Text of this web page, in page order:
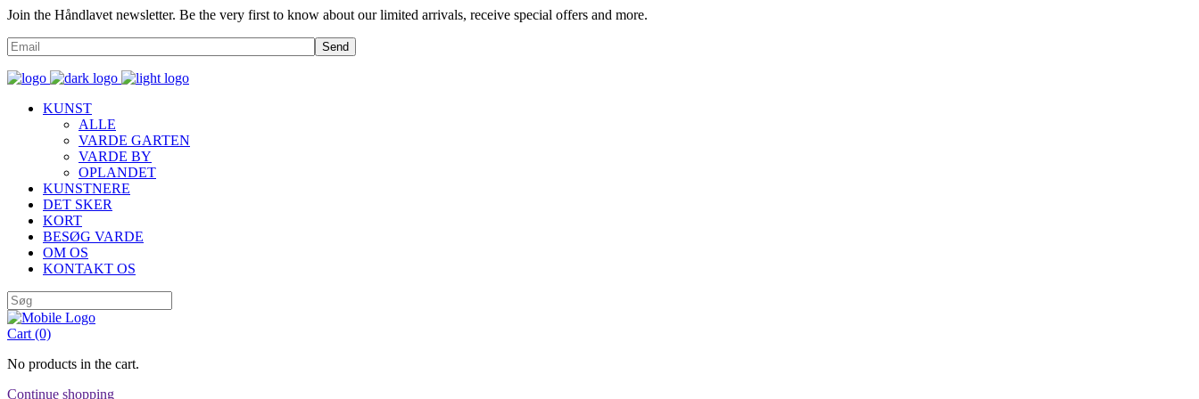
Join the Håndlavet newsletter. Be the very first to know about our limited arrivals, receive special offers and more.
Send
KUNST
ALLE
VARDE GARTEN
VARDE BY
OPLANDET
KUNSTNERE
DET SKER
KORT
BESØG VARDE
OM OS
KONTAKT OS
Cart (0)
No products in the cart.
Continue shopping